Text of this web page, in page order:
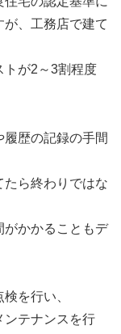
、工務店で建て
トが2～3割程度
履歴の記録の手間
ら終わりではな
がかかることもデ
を行い、
ンテナンスを行